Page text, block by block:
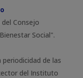
Consejo
Social".
de las
del Instituto